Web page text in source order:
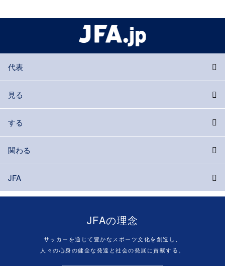
代表
見る
する
関わる
JFA
JFAの理念
サッカーを通じて豊かなスポーツ文化を創造し、
人々の心身の健全な発達と社会の発展に貢献する。